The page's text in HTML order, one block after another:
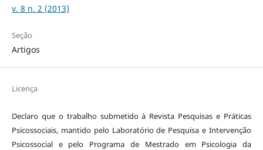
v. 8 n. 2 (2013)
Seção
Artigos
Licença
Declaro que o trabalho submetido à Revista Pesquisas e Práticas
Psicossociais, mantido pelo Laboratório de Pesquisa e Intervenção
Psicossocial e pelo Programa de Mestrado em Psicologia da